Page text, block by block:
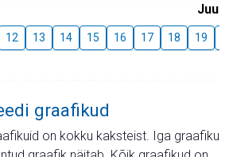
Juuli
12 13 14 15 16 17 18 19
graafikud
on kokku kaksteist. Iga graafiku